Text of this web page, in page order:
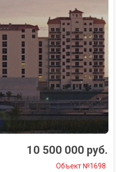
10 500 000 руб.
Объект №1698